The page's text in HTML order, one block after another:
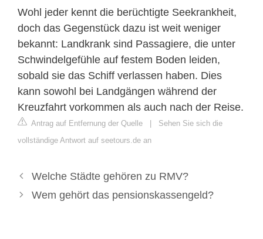
Wohl jeder kennt die berüchtigte Seekrankheit,
doch das Gegenstück dazu ist weit weniger
bekannt: Landkrank sind Passagiere, die unter
Schwindelgefühle auf festem Boden leiden,
sobald sie das Schiff verlassen haben. Dies
kann sowohl bei Landgängen während der
Kreuzfahrt vorkommen als auch nach der Reise.
Antrag auf Entfernung der Quelle | Sehen Sie sich die
vollständige Antwort auf seetours.de an
Welche Städte gehören zu RMV?
Wem gehört das pensionskassengeld?